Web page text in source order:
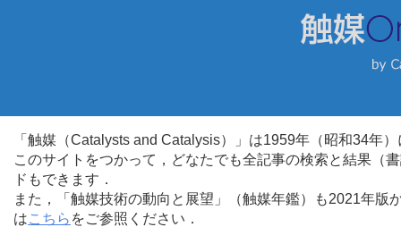
「触媒（Catalysts and Catalysis）」は1959年（昭和34年
このサイトをつかって，どなたでも全記事の検索と結果（
ドもできます．
また，「触媒技術の動向と展望」（触媒年鑑）も2021年
はこちら をご参照ください．